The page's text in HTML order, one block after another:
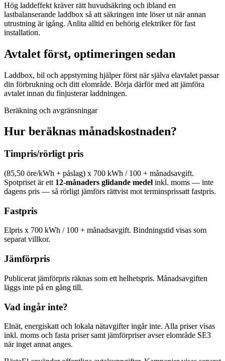
Hög laddeffekt kräver rätt huvudsäkring och ibland en
lastbalanserande laddbox så att säkringen inte löser ut när annan
utrustning är igång. Anlita alltid en behörig elektriker för fast
installation.
Avtalet först, optimeringen sedan
Laddbox, bil och appstyrning hjälper först när själva elavtalet passar
din förbrukning och ditt elområde. Börja därför med att jämföra
avtalet innan du finjusterar laddningen.
Beräkning och avgränsningar
Hur beräknas månadskostnaden?
Timpris/rörligt pris
(85,50 öre/kWh + påslag) x 700 kWh / 100 + månadsavgift.
Spotpriset är ett 12-månaders glidande medel inkl. moms — inte
dagens pris — så rörligt jämförs rättvist mot terminsprissatt fastpris.
Fastpris
Elpris x 700 kWh / 100 + månadsavgift. Bindningstid visas som
separat villkor.
Jämförpris
Publicerat jämförpris räknas som ett helhetspris. Månadsavgiften
läggs inte på en gång till.
Vad ingår inte?
Elnät, energiskatt och lokala nätavgifter ingår inte. Alla priser visas
inkl. moms och fasta priser samt jämförpriser avser elområde SE3
när inget annat anges.